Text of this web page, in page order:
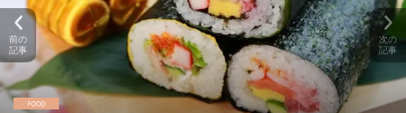
前の
記事
次の
記事